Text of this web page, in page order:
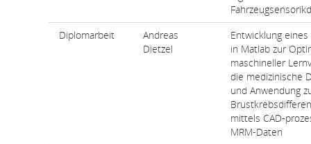
Diplomarbeit
Andreas
Dietzel
Entwicklung
in Matlab zur
maschineller
die medizinische
und Anwendung
mittels CAD-
MRM-Daten